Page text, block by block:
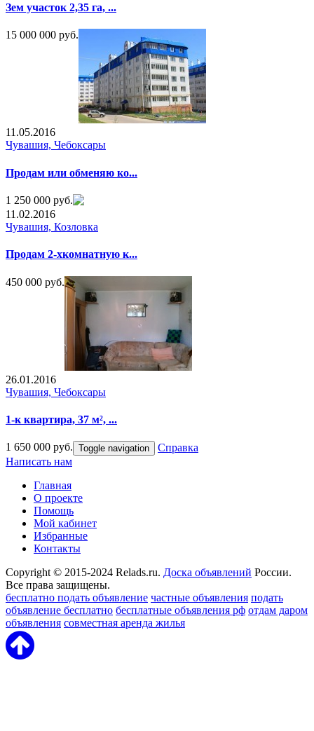
Зем участок 2,35 га, ...
15 000 000 руб.
11.05.2016
Чувашия, Чебоксары
Продам или обменяю ко...
1 250 000 руб.
11.02.2016
Чувашия, Козловка
Продам 2-хкомнатную к...
450 000 руб.
26.01.2016
Чувашия, Чебоксары
1-к квартира, 37 м², ...
1 650 000 руб. Toggle navigation
Справка
Написать нам
Главная
О проекте
Помощь
Мой кабинет
Избранные
Контакты
Copyright © 2015-2024 Relads.ru. Доска объявлений России.
Все права защищены.
бесплатно подать объявление частные объявления подать
объявление бесплатно бесплатные объявления рф отдам даром
объявления совместная аренда жилья